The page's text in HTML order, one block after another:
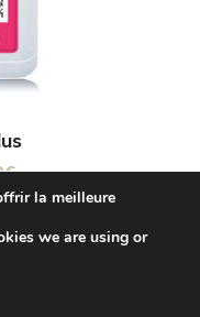
€Plage
de
prix :
la meilleure
we are using or